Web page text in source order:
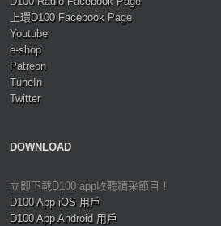
上環D100 Facebook Page
Youtube
e-shop
Patreon
TuneIn
Twitter
DOWNLOAD
立即下載D100 app收聽精采節目！
D100 App iOS 用戶
D100 App Android 用戶